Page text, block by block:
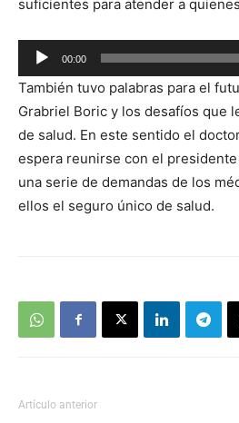
suficientes para atender a
Reproductor
de
audio
00:00
También tuvo palabras para el
Grabriel Boric y los desafíos que
de salud. En este sentido el
espera reunirse con el
una serie de demandas de los
ellos el seguro único de salud.
Artículo anterior